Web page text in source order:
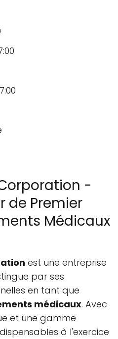
-
de Premier
Médicaux
est une entreprise
par ses
en tant que
médicaux. Avec
et une gamme
à l'exercice